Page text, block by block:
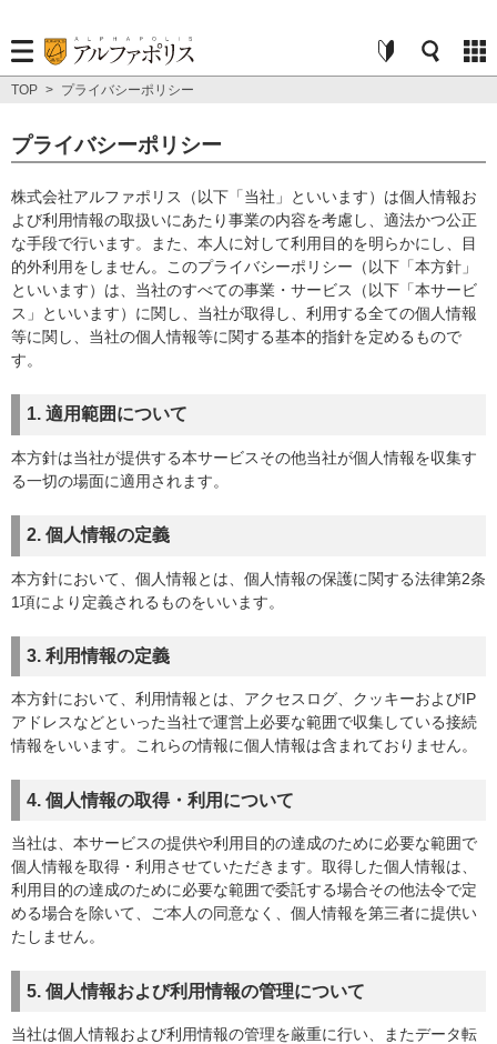
TOP > プライバシーポリシー
プライバシーポリシー
株式会社アルファポリス（以下「当社」といいます）は個人情報お
よび利用情報の取扱いにあたり事業の内容を考慮し、適法かつ公正
な手段で行います。また、本人に対して利用目的を明らかにし、目
的外利用をしません。このプライバシーポリシー（以下「本方針」
といいます）は、当社のすべての事業・サービス（以下「本サービ
ス」といいます）に関し、当社が取得し、利用する全ての個人情報
等に関し、当社の個人情報等に関する基本的指針を定めるもので
す。
1. 適用範囲について
本方針は当社が提供する本サービスその他当社が個人情報を収集す
る一切の場面に適用されます。
2. 個人情報の定義
本方針において、個人情報とは、個人情報の保護に関する法律第2条
1項により定義されるものをいいます。
3. 利用情報の定義
本方針において、利用情報とは、アクセスログ、クッキーおよびIP
アドレスなどといった当社で運営上必要な範囲で収集している接続
情報をいいます。これらの情報に個人情報は含まれておりません。
4. 個人情報の取得・利用について
当社は、本サービスの提供や利用目的の達成のために必要な範囲で
個人情報を取得・利用させていただきます。取得した個人情報は、
利用目的の達成のために必要な範囲で委託する場合その他法令で定
める場合を除いて、ご本人の同意なく、個人情報を第三者に提供い
たしません。
5. 個人情報および利用情報の管理について
当社は個人情報および利用情報の管理を厳重に行い、またデータ転